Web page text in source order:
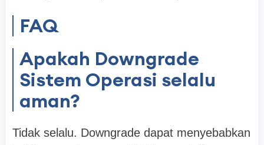
FAQ
Apakah Downgrade
Sistem Operasi selalu
aman?
Tidak selalu. Downgrade dapat menyebabkan